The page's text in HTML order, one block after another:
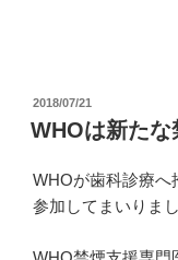
投
稿
日:
2018/07/21
WHOは新た
WHOが歯科診療へ
参加してまいりまし